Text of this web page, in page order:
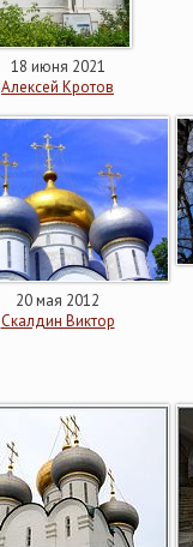
18 июня 2021
Алексей Кротов
20 мая 2012
Скалдин Виктор